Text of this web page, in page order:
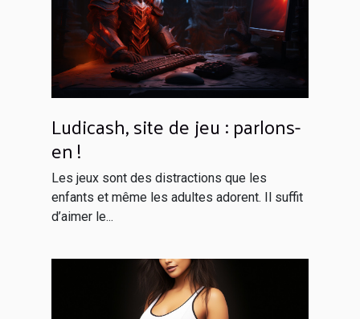
Ludicash, site de jeu : parlons-
en !
Les jeux sont des distractions que les
enfants et même les adultes adorent. Il suffit
d’aimer le...